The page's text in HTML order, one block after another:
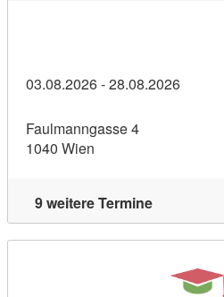
03.08.2026 - 28.08.2026
Faulmanngasse 4
1040 Wien
9 weitere Termine